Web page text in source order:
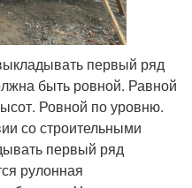
первый ряд
быть ровной. Равной
Ровной по уровню.
со строительными
первый ряд
рулонная